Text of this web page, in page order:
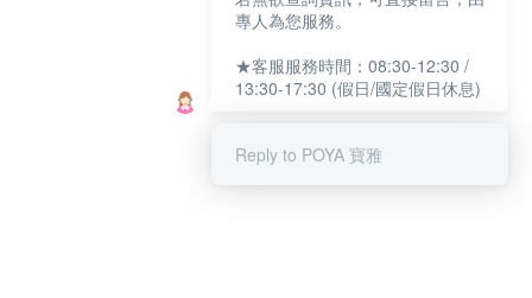
專人為您服務。
★客服服務時間：08:30-12:30 /
13:30-17:30 (假日/國定假日休息)
Reply to POYA 寶雅